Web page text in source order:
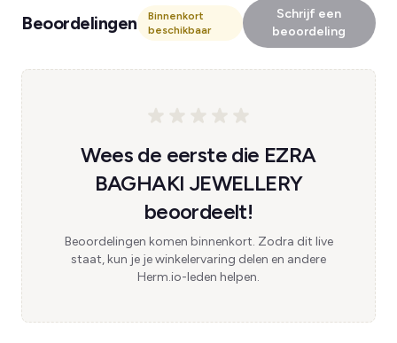
Beoordelingen
Binnenkort
beschikbaar
Schrijf een
beoordeling
Wees de eerste die EZRA
BAGHAKI JEWELLERY
beoordeelt!
Beoordelingen komen binnenkort. Zodra dit live
staat, kun je je winkelervaring delen en andere
Herm.io-leden helpen.